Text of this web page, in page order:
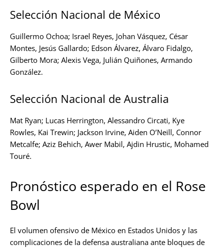
Selección Nacional de México
Guillermo Ochoa; Israel Reyes, Johan Vásquez, César
Montes, Jesús Gallardo; Edson Álvarez, Álvaro Fidalgo,
Gilberto Mora; Alexis Vega, Julián Quiñones, Armando
González.
Selección Nacional de Australia
Mat Ryan; Lucas Herrington, Alessandro Circati, Kye
Rowles, Kai Trewin; Jackson Irvine, Aiden O’Neill, Connor
Metcalfe; Aziz Behich, Awer Mabil, Ajdin Hrustic, Mohamed
Touré.
Pronóstico esperado en el Rose
Bowl
El volumen ofensivo de México en Estados Unidos y las
complicaciones de la defensa australiana ante bloques de